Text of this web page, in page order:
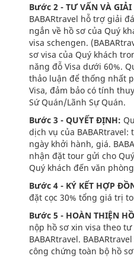
Bước 2 - TƯ VẤN VÀ GIẢI
BABARtravel hỗ trợ giải
ngắn về hồ sơ của Quý
visa schengen.
sơ visa của Quý khách
năng đỗ Visa dưới 60%.
thảo luận để thống nhất
Visa, đảm bảo có tính
Sứ Quán/Lãnh Sự Quán.
Bước 3 - QUYẾT ĐỊNH:
dịch vụ của
ngày khởi hành, giá.
nhận đặt tour gửi cho
Quý khách đến văn
Bước 4 - KÝ KẾT HỢP
đặt cọc 30% tổng giá trị
Bước 5 - HOÀN THIỆN
nộp hồ sơ xin visa theo
BABARtravel.
công chứng toàn bộ hồ